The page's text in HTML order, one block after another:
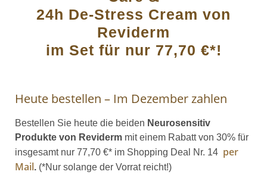
24h De-Stress Cream von
Reviderm
im Set für nur 77,70 €*!
Heute bestellen – Im Dezember zahlen
Bestellen Sie heute die beiden Neurosensitiv
Produkte von Reviderm mit einem Rabatt von 30% für
insgesamt nur 77,70 €* im Shopping Deal Nr. 14 per
Mail. (*Nur solange der Vorrat reicht!)